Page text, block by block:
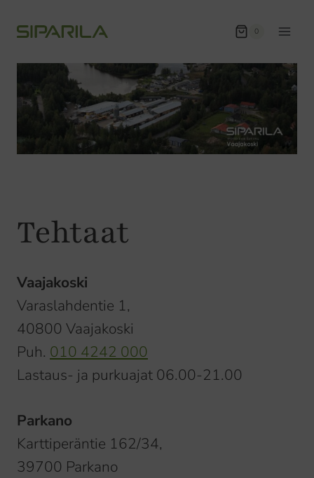
sisältöön
0
Tehtaat
Vaajakoski
Varaslahdentie 1,
40800 Vaajakoski
Puh. 010 4242 000
Lastaus- ja purkuajat 06.00-21.00
Parkano
Karttiperäntie 162/34,
39700 Parkano